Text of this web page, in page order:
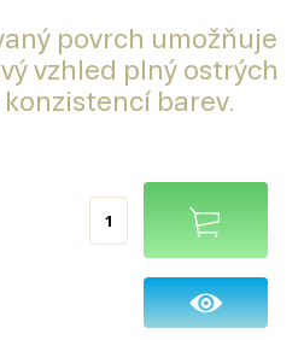
povrch umožňuje
vzhled plný ostrých
barev.